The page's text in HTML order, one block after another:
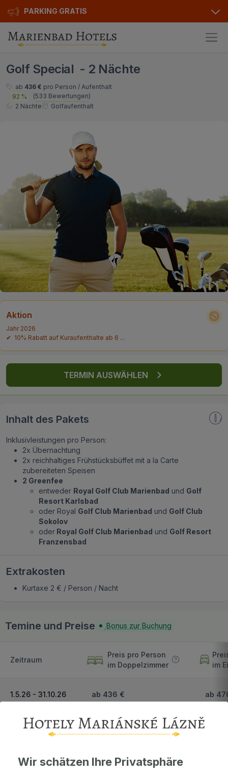
PARKING GRATIS
Hotels
Kurhotels
Geschenkgutscheine
Kontakt
Über uns
Privat Transfer
FAQ
Golf Special - 2 Nächte
ab 436 € pro Person / Aufenthalt
92 %
(533 Bewertungen)
2 Nächte
Golfaufenthalt
Aktion
Jahr 2026
✔ 10% Rabatt auf Kuraufenthalte ab 6 ...
TERMIN AUSWÄHLEN
Inhalt des Pakets
Inklusivleistungen pro Person:
2x Übernachtung
2x reichhaltiges Frühstücksbüffet mit a la Carte
zubereiteten Speisen
2 Greenfee
entweder Royal Golf Club Marienbad und Golf
Resort Karlsbad
oder Royal Golf Club Marienbad und Golf Club
Sokolov
oder Royal Golf Club Marienbad und Golf Resort
Franzensbad
Extrakosten
Kurtaxe 2 € / Person / Nacht
Temine und Preise Bonus zur Buchung
Zeitraum
Preis pro Person
im Doppelzimmer
im
1.5.26 - 31.10.26 ab 436 € ab
Wichtige Informationen
Wir schätzen Ihre Privatsphäre